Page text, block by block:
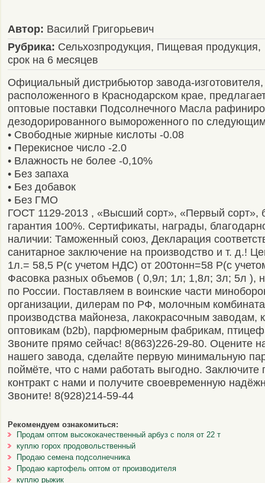
Автор: Василий Григорьевич
Рубрика: Сельхозпродукция, Пищевая продукция,
срок на 6 месяцев
Официальный дистрибьютор завода-изготовителя,
расположенного в Краснодарском крае,
оптовые поставки Подсолнечного Масла
дезодорированного вымороженного по
• Свободные жирные кислоты -0.08
• Перекисное число -2.0
• Влажность не более -0,10%
• Без запаха
• Без добавок
• Без ГМО
ГОСТ 1129-2013 , «Высший сорт», «Первый сорт»,
гарантия 100%. Сертификаты, награды,
наличии: Таможенный союз, Декларация
санитарное заключение на производство и т. д.!
1л.= 58,5 Р(с учетом НДС) от 200тонн=58 Р(с
Фасовка разных объемов ( 0,9л; 1л; 1,8л; 3л; 5л ),
по России. Поставляем в воинские части
организации, дилерам по РФ, молочным
производства майонеза, лакокрасочным заводам,
оптовикам (b2b), парфюмерным фабрикам,
Звоните прямо сейчас! 8(863)226-29-80. Оцените
нашего завода, сделайте первую минимальную
поймёте, что с нами работать выгодно. Заключите
контракт с нами и получите своевременную
Звоните! 8(928)214-59-44
Рекомендуем ознакомиться:
Продам оптом высококачественный арбуз с поля от 22 т
куплю горох продовольственный
Продаю семена подсолнечника
Продаю картофель оптом от производителя
куплю рыжик